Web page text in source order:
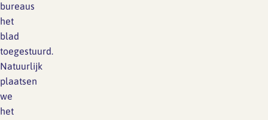
bureaus
het
blad
toegestuurd.
Natuurlijk
plaatsen
we
het